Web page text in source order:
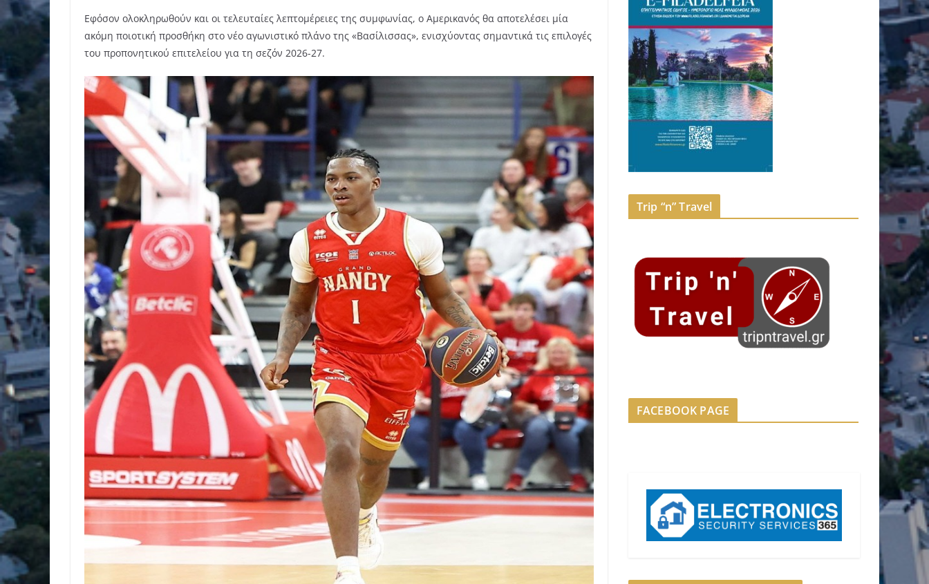
Εφόσον ολοκληρωθούν και οι τελευταίες λεπτομέρειες της συμφωνίας, ο Αμερικανός θα αποτελέσει μία
ακόμη ποιοτική προσθήκη στο νέο αγωνιστικό πλάνο της «Βασίλισσας», ενισχύοντας σημαντικά τις επιλογές
του προπονητικού επιτελείου για τη σεζόν 2026-27.
Trip “n” Travel
FACEBOOK PAGE